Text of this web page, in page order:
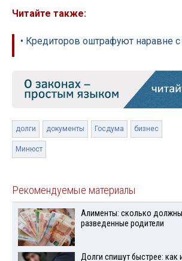
Читайте также:
• Кредиторов оштрафуют наравне
долги документы Госдума бизнес
Минюст
Рекомендуемые материалы
Алименты: сколько должны
разведенные родители
Долги спишут быстрее: как